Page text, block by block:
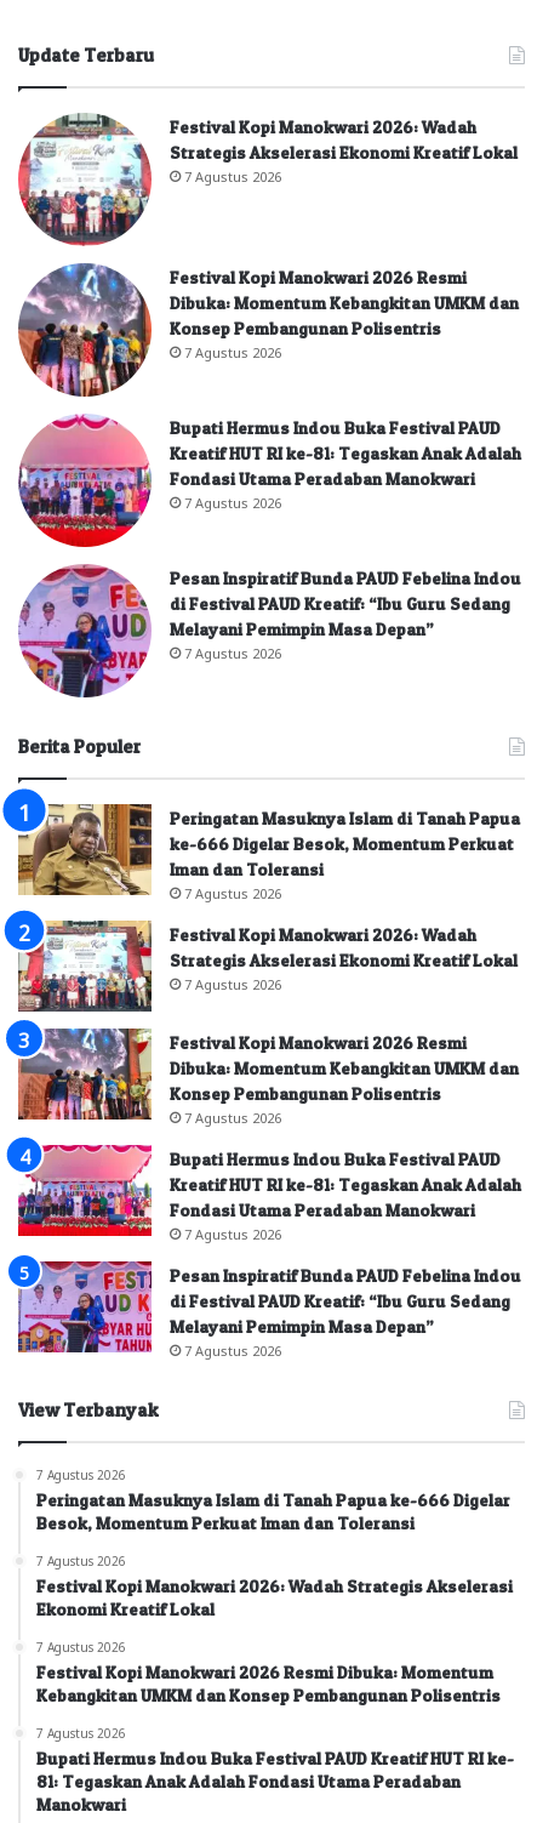
Update Terbaru
Festival Kopi Manokwari 2026: Wadah
Strategis Akselerasi Ekonomi Kreatif Lokal
7 Agustus 2026
Festival Kopi Manokwari 2026 Resmi
Dibuka: Momentum Kebangkitan UMKM dan
Konsep Pembangunan Polisentris
7 Agustus 2026
Bupati Hermus Indou Buka Festival PAUD
Kreatif HUT RI ke-81: Tegaskan Anak Adalah
Fondasi Utama Peradaban Manokwari
7 Agustus 2026
Pesan Inspiratif Bunda PAUD Febelina Indou
di Festival PAUD Kreatif: “Ibu Guru Sedang
Melayani Pemimpin Masa Depan”
7 Agustus 2026
Berita Populer
Peringatan Masuknya Islam di Tanah Papua
ke-666 Digelar Besok, Momentum Perkuat
Iman dan Toleransi
7 Agustus 2026
Festival Kopi Manokwari 2026: Wadah
Strategis Akselerasi Ekonomi Kreatif Lokal
7 Agustus 2026
Festival Kopi Manokwari 2026 Resmi
Dibuka: Momentum Kebangkitan UMKM dan
Konsep Pembangunan Polisentris
7 Agustus 2026
Bupati Hermus Indou Buka Festival PAUD
Kreatif HUT RI ke-81: Tegaskan Anak Adalah
Fondasi Utama Peradaban Manokwari
7 Agustus 2026
Pesan Inspiratif Bunda PAUD Febelina Indou
di Festival PAUD Kreatif: “Ibu Guru Sedang
Melayani Pemimpin Masa Depan”
7 Agustus 2026
View Terbanyak
7 Agustus 2026
Peringatan Masuknya Islam di Tanah Papua ke-666 Digelar
Besok, Momentum Perkuat Iman dan Toleransi
7 Agustus 2026
Festival Kopi Manokwari 2026: Wadah Strategis Akselerasi
Ekonomi Kreatif Lokal
7 Agustus 2026
Festival Kopi Manokwari 2026 Resmi Dibuka: Momentum
Kebangkitan UMKM dan Konsep Pembangunan Polisentris
7 Agustus 2026
Bupati Hermus Indou Buka Festival PAUD Kreatif HUT RI ke-
81: Tegaskan Anak Adalah Fondasi Utama Peradaban
Manokwari